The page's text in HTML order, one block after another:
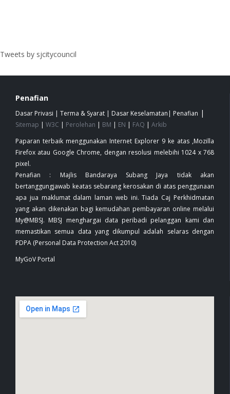
Tweets by sjcitycouncil
Penafian
Dasar Privasi | Terma & Syarat | Dasar Keselamatan | Penafian |
Sitemap | W3C | Perolehan | BM | EN | FAQ | Arkib
Paparan terbaik menggunakan Internet Explorer 9 ke atas ,Mozilla
Firefox atau Google Chrome, dengan resolusi melebihi 1024 x 768
pixel.
Penafian : Majlis Bandaraya Subang Jaya tidak akan
bertanggungjawab keatas sebarang kerosakan di atas penggunaan
apa jua maklumat dalam laman web ini. Tiada Caj Perkhidmatan
yang akan dikenakan bagi kemudahan pembayaran online melalui
My@MBSJ. MBSJ menghargai data peribadi pelanggan kami dan
memastikan semua data yang dikumpul adalah selaras dengan
PDPA (Personal Data Protection Act 2010)
MyGoV Portal